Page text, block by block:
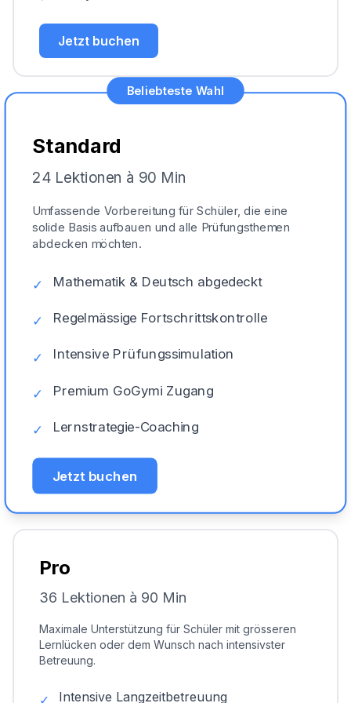
Jetzt buchen
Beliebteste Wahl
Standard
24 Lektionen à 90 Min
Umfassende Vorbereitung für Schüler, die eine
solide Basis aufbauen und alle Prüfungsthemen
abdecken möchten.
✓ Mathematik & Deutsch abgedeckt
✓ Regelmässige Fortschrittskontrolle
✓ Intensive Prüfungssimulation
✓ Premium GoGymi Zugang
✓ Lernstrategie-Coaching
Jetzt buchen
Pro
36 Lektionen à 90 Min
Maximale Unterstützung für Schüler mit grösseren
Lernlücken oder dem Wunsch nach intensivster
Betreuung.
✓ Intensive Langzeitbetreuung